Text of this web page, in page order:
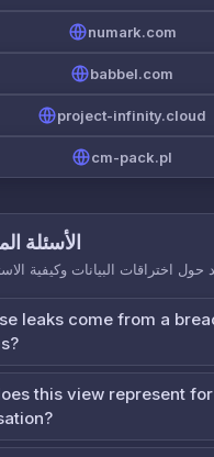
numark.com
babbel.com
project-infinity.cloud
cm-pack.pl
الأسئلة
اختراقات البيانات وكيفية
leaks come from a
this view represent